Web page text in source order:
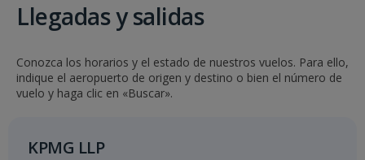
Llegadas y salidas
Conozca los horarios y el estado de nuestros vuelos. Para ello,
indique el aeropuerto de origen y destino o bien el número de
vuelo y haga clic en «Buscar».
KPMG LLP